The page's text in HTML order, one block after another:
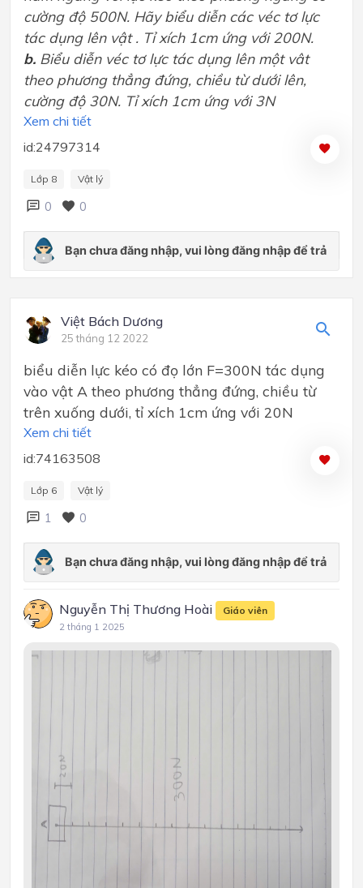
cường độ 500N. Hãy biểu diễn các véc tơ lực
tác dụng lên vật . Tỉ xích 1cm ứng với 200N.
b. Biểu diễn véc tơ lực tác dụng lên một vât
theo phương thẳng đứng, chiều từ dưới lên,
cường độ 30N. Tỉ xích 1cm ứng với 3N
Xem chi tiết
id:24797314
Lớp 8 Vật lý
0 0
Việt Bách Dương
25 tháng 12 2022
biểu diễn lực kéo có đọ lớn F=300N tác dụng
vào vật A theo phương thẳng đứng, chiều từ
trên xuống dưới, tỉ xích 1cm ứng với 20N
Xem chi tiết
id:74163508
Lớp 6 Vật lý
1 0
Nguyễn Thị Thương Hoài Giáo viên
2 tháng 1 2025